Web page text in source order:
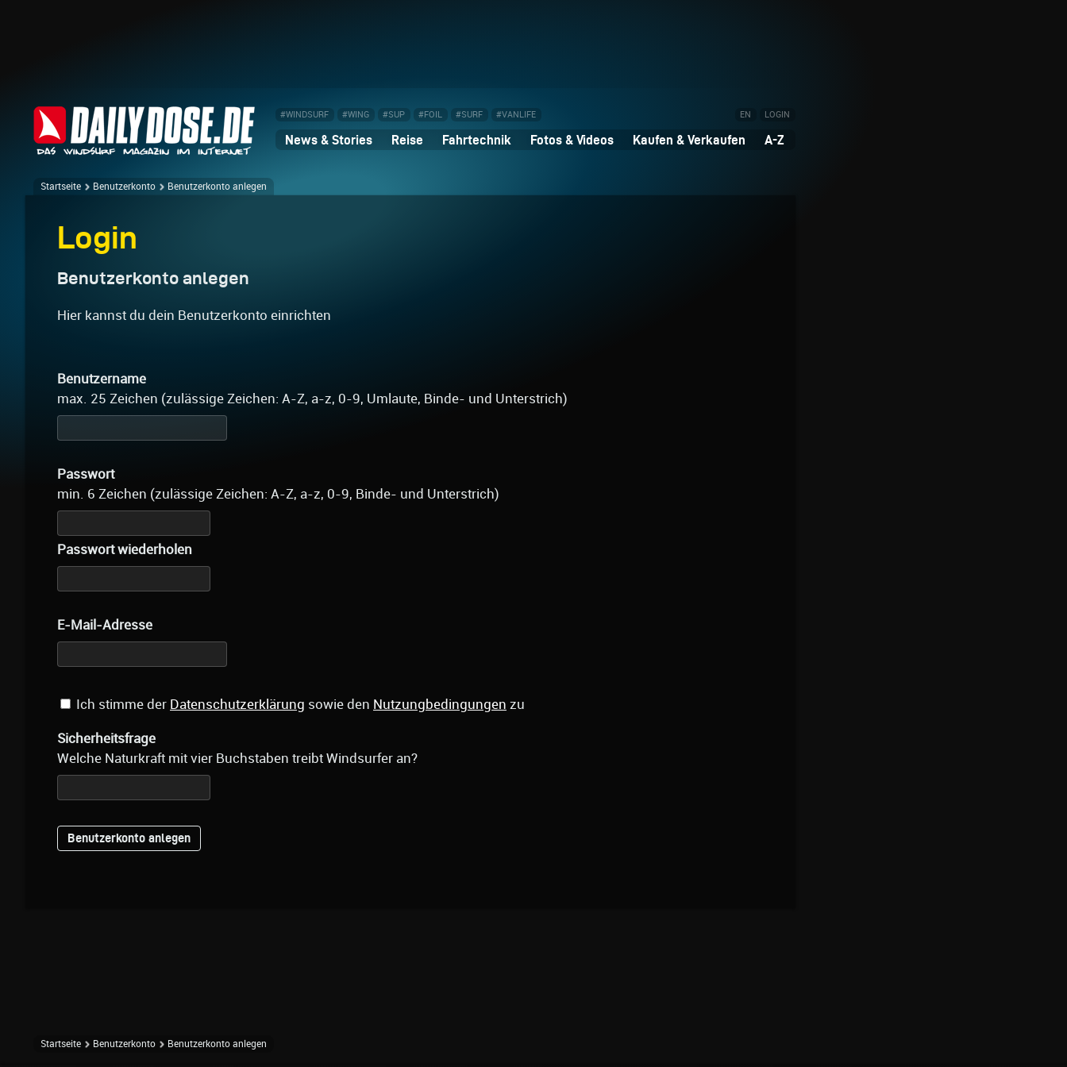
#WINDSURF #WING #SUP #FOIL #SURF #VANLIFE EN LOGIN
News & Stories Reise Fahrtechnik Fotos & Videos Kaufen & Verkaufen A-Z
Startseite Benutzerkonto Benutzerkonto anlegen
Login
Benutzerkonto anlegen
Hier kannst du dein Benutzerkonto einrichten
Benutzername
max. 25 Zeichen (zulässige Zeichen: A-Z, a-z, 0-9, Umlaute, Binde- und Unterstrich)
Passwort
min. 6 Zeichen (zulässige Zeichen: A-Z, a-z, 0-9, Binde- und Unterstrich)
Passwort wiederholen
E-Mail-Adresse
Ich stimme der Datenschutzerklärung sowie den Nutzungbedingungen zu
Sicherheitsfrage
Welche Naturkraft mit vier Buchstaben treibt Windsurfer an?
Startseite Benutzerkonto Benutzerkonto anlegen